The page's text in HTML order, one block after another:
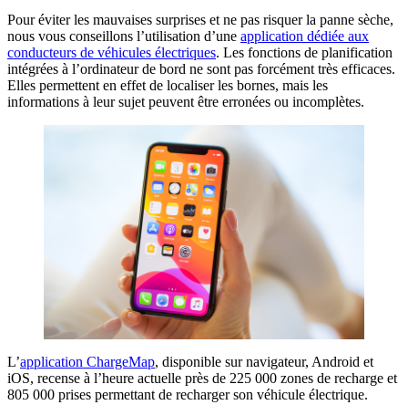
Pour éviter les mauvaises surprises et ne pas risquer la panne sèche,
nous vous conseillons l’utilisation d’une application dédiée aux
conducteurs de véhicules électriques. Les fonctions de planification
intégrées à l’ordinateur de bord ne sont pas forcément très efficaces.
Elles permettent en effet de localiser les bornes, mais les
informations à leur sujet peuvent être erronées ou incomplètes.
L’application ChargeMap, disponible sur navigateur, Android et
iOS, recense à l’heure actuelle près de 225 000 zones de recharge et
805 000 prises permettant de recharger son véhicule électrique.